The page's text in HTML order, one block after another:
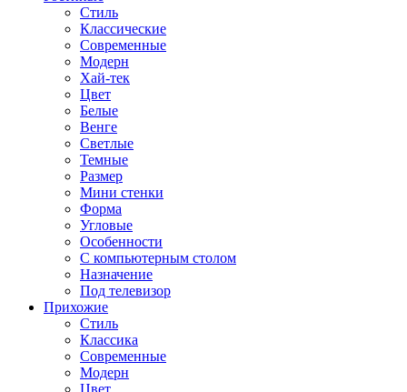
Стиль
Классические
Современные
Модерн
Хай-тек
Цвет
Белые
Венге
Светлые
Темные
Размер
Мини стенки
Форма
Угловые
Особенности
С компьютерным столом
Назначение
Под телевизор
Прихожие
Стиль
Классика
Современные
Модерн
Цвет